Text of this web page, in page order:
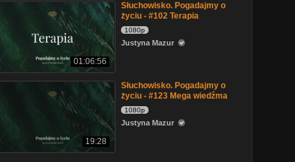
01:06:56
Słuchowisko. Pogadajmy o
życiu - #102 Terapia
1080p
Justyna Mazur
19:28
Słuchowisko. Pogadajmy o
życiu - #123 Mega wiedźma
1080p
Justyna Mazur